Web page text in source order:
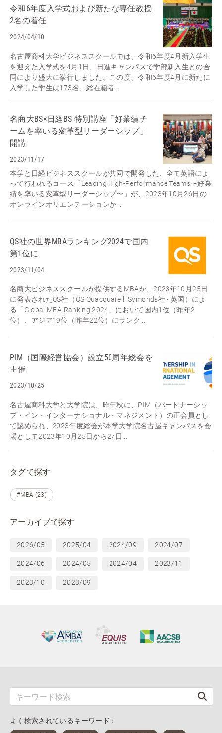
令和6年度入学式および新たな専任教授
2名の着任
2024/04/10
名古屋商科大学ビジネススクールでは、令和6年度4月新入学生
を迎えた入学式を4月1日、日進キャンパスで学部新入生との合
同により盛大に挙行しました。この度、令和6年度4月に新たに
入学した学生は173名、総在籍者...
名商大BS×日経BS 特別講座「好業績チ
ームを率いる変革型リーダーシップ」
開講
2023/11/17
本学と日経ビジネススクールが共同で開発した、全て英語によ
って行われるコース「Leading High-Performance Teams〜好業
績を率いる変革型リーダーシップ〜」が、2023年10月26日の
オンラインオリエンテーションか...
QS社の世界MBAランキング2024で国内
第1位に
2023/11/04
名商大ビジネススクールが提供するMBAが、2023年10月25日
に発表されたQS社（QS:Quacquarelli Symonds社 - 英国）によ
る「Global MBA Ranking 2024」において国内1位（昨年2
位）、アジア19位（昨年22位）にランク...
PIM（国際経営協会）設立50周年総会を
主催
2023/10/25
名古屋商科大学と大学院は、昨年秋に、PIM（パートナーシッ
プ・イン・インターナショナル・マネジメント）の正会員とし
て認められ、2023年度総会が本学大学院名古屋キャンパスを会
場として2023年10月25日から27日...
タグで探す
#MBA (23)
アーカイブで探す
2026/05 2025/04 2024/09 2024/07
2024/06 2024/05 2024/04 2023/11
2023/10 2023/09
よく検索されているキーワード：